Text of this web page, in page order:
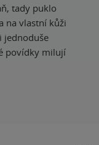
tady puklo
na vlastní kůži
jednoduše
povídky milují